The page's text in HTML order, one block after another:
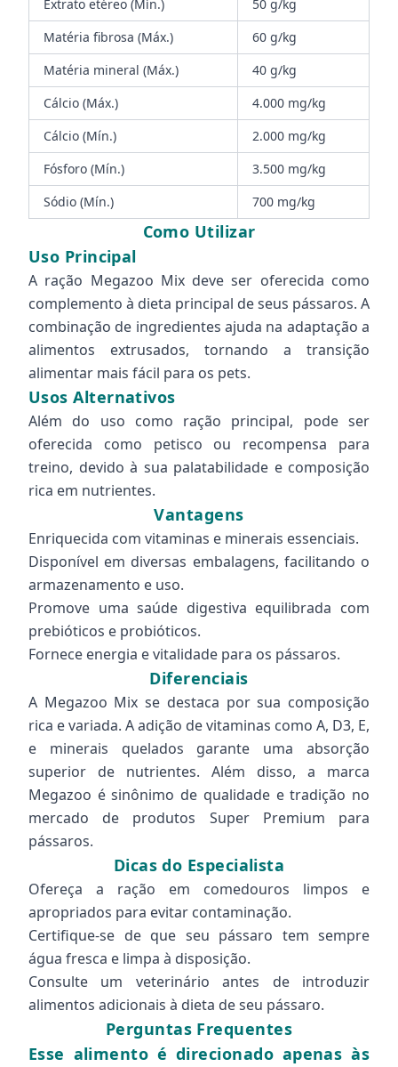
Extrato etéreo (Mín.)
50 g/kg
Matéria fibrosa (Máx.)
60 g/kg
Matéria mineral (Máx.)
40 g/kg
Cálcio (Máx.)
4.000 mg/kg
Cálcio (Mín.)
2.000 mg/kg
Fósforo (Mín.)
3.500 mg/kg
Sódio (Mín.)
700 mg/kg
Como Utilizar
Uso Principal
A ração Megazoo Mix deve ser oferecida como
complemento à dieta principal de seus pássaros. A
combinação de ingredientes ajuda na adaptação a
alimentos extrusados, tornando a transição
alimentar mais fácil para os pets.
Usos Alternativos
Além do uso como ração principal, pode ser
oferecida como petisco ou recompensa para
treino, devido à sua palatabilidade e composição
rica em nutrientes.
Vantagens
Enriquecida com vitaminas e minerais essenciais.
Disponível em diversas embalagens, facilitando o
armazenamento e uso.
Promove uma saúde digestiva equilibrada com
prebióticos e probióticos.
Fornece energia e vitalidade para os pássaros.
Diferenciais
A Megazoo Mix se destaca por sua composição
rica e variada. A adição de vitaminas como A, D3, E,
e minerais quelados garante uma absorção
superior de nutrientes. Além disso, a marca
Megazoo é sinônimo de qualidade e tradição no
mercado de produtos Super Premium para
pássaros.
Dicas do Especialista
Ofereça a ração em comedouros limpos e
apropriados para evitar contaminação.
Certifique-se de que seu pássaro tem sempre
água fresca e limpa à disposição.
Consulte um veterinário antes de introduzir
alimentos adicionais à dieta de seu pássaro.
Perguntas Frequentes
Esse alimento é direcionado apenas às